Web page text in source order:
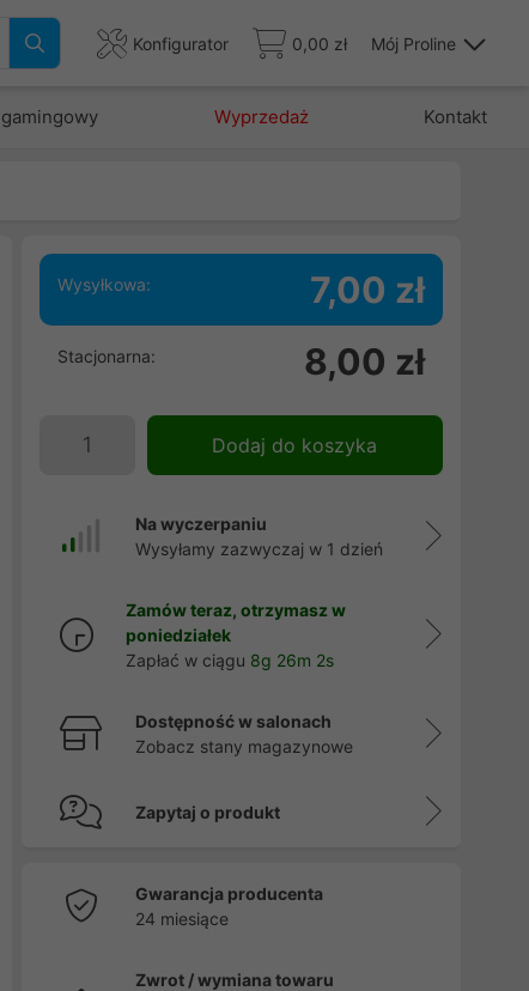
Konfigurator 0,00 zł Mój Proline
Wyprzedaż Kontakt
Wysyłkowa: 7,00 zł
Stacjonarna: 8,00 zł
Dodaj do koszyka
Na wyczerpaniu
Wysyłamy zazwyczaj w 1 dzień
Zamów teraz, otrzymasz w
poniedziałek
Zapłać w ciągu 8g 26m 1s
Dostępność w salonach
Zobacz stany magazynowe
Zapytaj o produkt
Gwarancja producenta
24 miesiące
Zwrot / wymiana towaru